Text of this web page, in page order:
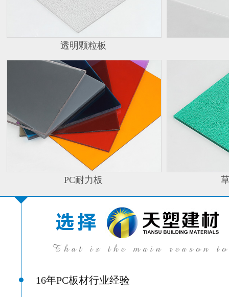
透明颗粒板
PC耐力板
16年PC板材行业经验